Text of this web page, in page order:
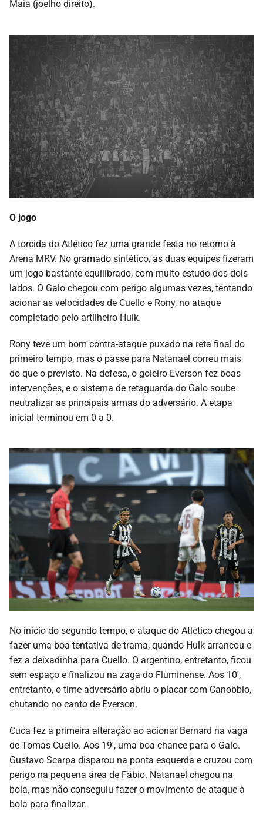
Maia (joelho direito).
O jogo
A torcida do Atlético fez uma grande festa no retorno à
Arena MRV. No gramado sintético, as duas equipes fizeram
um jogo bastante equilibrado, com muito estudo dos dois
lados. O Galo chegou com perigo algumas vezes, tentando
acionar as velocidades de Cuello e Rony, no ataque
completado pelo artilheiro Hulk.
Rony teve um bom contra-ataque puxado na reta final do
primeiro tempo, mas o passe para Natanael correu mais
do que o previsto. Na defesa, o goleiro Everson fez boas
intervenções, e o sistema de retaguarda do Galo soube
neutralizar as principais armas do adversário. A etapa
inicial terminou em 0 a 0.
No início do segundo tempo, o ataque do Atlético chegou a
fazer uma boa tentativa de trama, quando Hulk arrancou e
fez a deixadinha para Cuello. O argentino, entretanto, ficou
sem espaço e finalizou na zaga do Fluminense. Aos 10′,
entretanto, o time adversário abriu o placar com Canobbio,
chutando no canto de Everson.
Cuca fez a primeira alteração ao acionar Bernard na vaga
de Tomás Cuello. Aos 19′, uma boa chance para o Galo.
Gustavo Scarpa disparou na ponta esquerda e cruzou com
perigo na pequena área de Fábio. Natanael chegou na
bola, mas não conseguiu fazer o movimento de ataque à
bola para finalizar.